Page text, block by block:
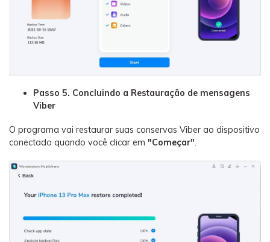
Passo 5. Concluindo a Restauração de mensagens
Viber
O programa vai restaurar suas conservas Viber ao dispositivo
conectado quando você clicar em "Começar".